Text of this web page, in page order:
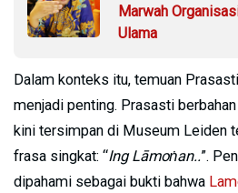
Marwah
Ulama
Dalam konteks itu, temuan
menjadi penting. Prasasti
kini tersimpan di Museum Leiden
frasa singkat: “Ing Lāmoṅan..”.
dipahami sebagai bukti bahwa